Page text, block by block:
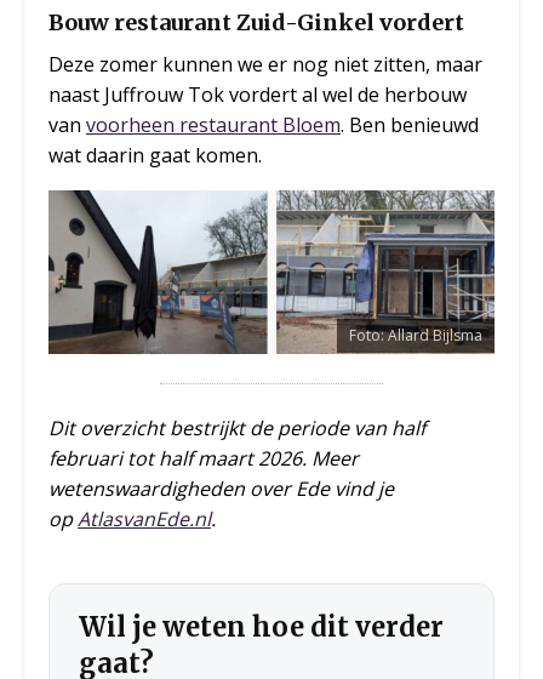
Bouw restaurant Zuid-Ginkel vordert
Deze zomer kunnen we er nog niet zitten, maar
naast Juffrouw Tok vordert al wel de herbouw
van voorheen restaurant Bloem. Ben benieuwd
wat daarin gaat komen.
Foto: Allard Bijlsma
Dit overzicht bestrijkt de periode van half
februari tot half maart 2026. Meer
wetenswaardigheden over Ede vind je
opAtlasvanEde.nl.
Wil je weten hoe dit verder
gaat?